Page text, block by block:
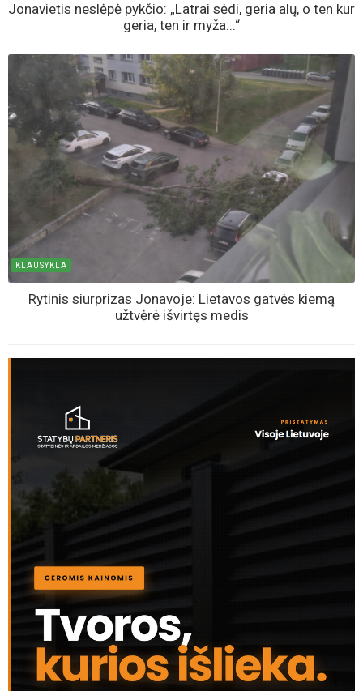
AKTUALIJOS
Vos už 2 200 eurų - Jonavos rajone parduodamas trijų
kambarių butas, tačiau yra viena svarbi detalė
Jonavietis neslėpė pykčio: „Latrai sėdi, geria alų, o ten kur
geria, ten ir myža...“
KLAUSYKLA